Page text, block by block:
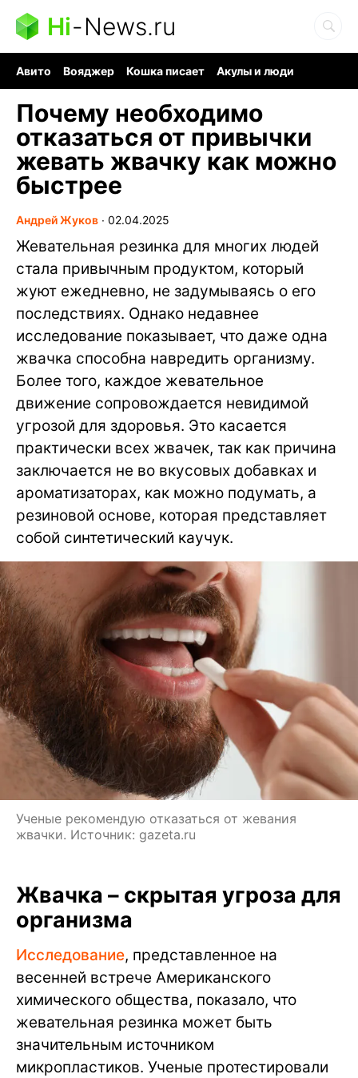
Hi-News.ru
Авито Вояджер Кошка писает
Акулы и люди
Почему необходимо
отказаться от привычки
жевать жвачку как можно
быстрее
Андрей Жуков ∙ 02.04.2025
Жевательная резинка для многих людей
стала привычным продуктом, который
жуют ежедневно, не задумываясь о его
последствиях. Однако недавнее
исследование показывает, что даже одна
жвачка способна навредить организму.
Более того, каждое жевательное
движение сопровождается невидимой
угрозой для здоровья. Это касается
практически всех жвачек, так как причина
заключается не во вкусовых добавках и
ароматизаторах, как можно подумать, а
резиновой основе, которая представляет
собой синтетический каучук.
Ученые рекомендую отказаться от жевания
жвачки. Источник: gazeta.ru
Жвачка – скрытая угроза для
организма
Исследование, представленное на
весенней встрече Американского
химического общества, показало, что
жевательная резинка может быть
значительным источником
микропластиков. Ученые протестировали